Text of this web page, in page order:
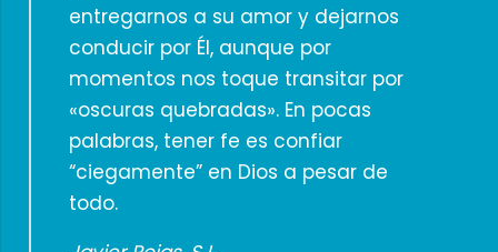
entregarnos a su amor y dejarnos
conducir por Él, aunque por
momentos nos toque transitar por
«oscuras quebradas». En pocas
palabras, tener fe es confiar
“ciegamente” en Dios a pesar de
todo.